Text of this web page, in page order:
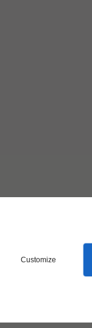
Customize